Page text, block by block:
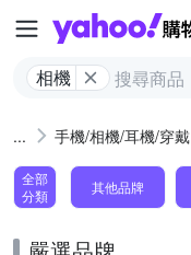
相機
手機/相機/耳機/穿戴
全部
分類
其他品牌